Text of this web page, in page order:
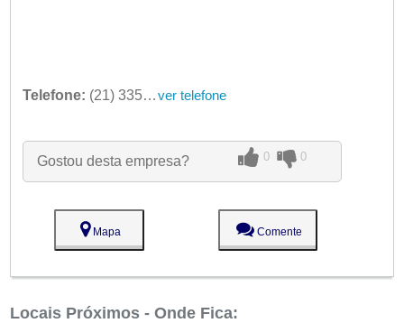
Telefone: (21) 3353-5295 ver telefone
Gostou desta empresa? 0 0
Mapa Comente
Locais Próximos - Onde Fica: